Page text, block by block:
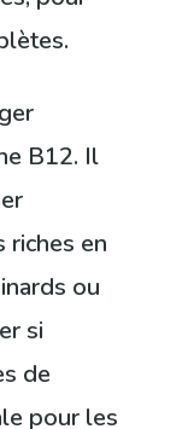
B12. Il
riches en
ou
si
de
pour les